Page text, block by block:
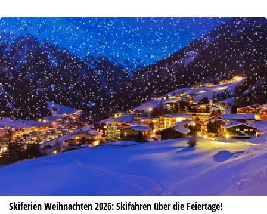
Skiferien Weihnachten 2026: Skifahren über die Feiertage!